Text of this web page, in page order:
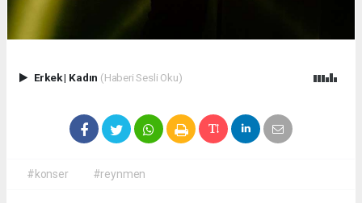
Erkek| Kadın (Haberi Sesli Oku)
#konser #reynmen